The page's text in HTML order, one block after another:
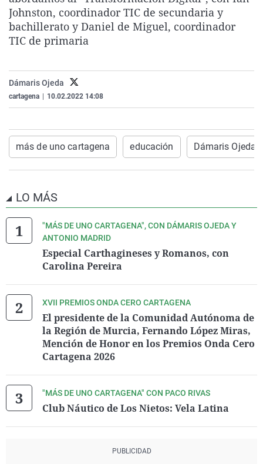
La rosa de los vientos
Gente viajera
Caso
Retornados
Operación Viuda
Extremadura
Galicia
Navarra
Virales
Televisión
Johnston, coordinador TIC de secundaria y
bachillerato y Daniel de Miguel, coordinador
TIC de primaria
Dámaris Ojeda
cartagena 10.02.2022 14:08
más de uno cartagena educación Dámaris Ojeda
LO MÁS
"MÁS DE UNO CARTAGENA", CON DÁMARIS OJEDA Y
ANTONIO MADRID
Especial Carthagineses y Romanos, con
Carolina Pereira
XVII PREMIOS ONDA CERO CARTAGENA
El presidente de la Comunidad Autónoma de
la Región de Murcia, Fernando López Miras,
Mención de Honor en los Premios Onda Cero
Cartagena 2026
"MÁS DE UNO CARTAGENA" CON PACO RIVAS
Club Náutico de Los Nietos: Vela Latina